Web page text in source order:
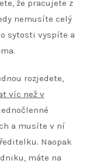
že pracujete z
nemusíte celý
sytosti vyspíte a
rozjedete,
víc než v
a musíte v ní
Naopak
máte na